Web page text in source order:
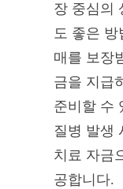
장 중심의
도 좋은 방
매를 보장
금을 지급
준비할 수
질병 발생
치료 자금
공합니다.